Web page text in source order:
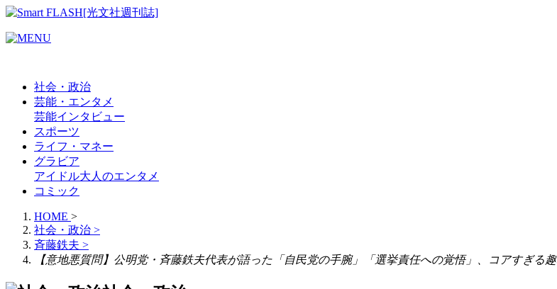
社会・政治
芸能・エンタメ
芸能インタビュー
スポーツ
ライフ・マネー
グラビア
アイドル大人のエンタメ
コミック
HOME >
社会・政治 >
斉藤鉄夫 >
【意地悪質問】公明党・斉藤鉄夫代表が語った「自民党の手腕」「選挙責任への覚悟」、コアすぎる